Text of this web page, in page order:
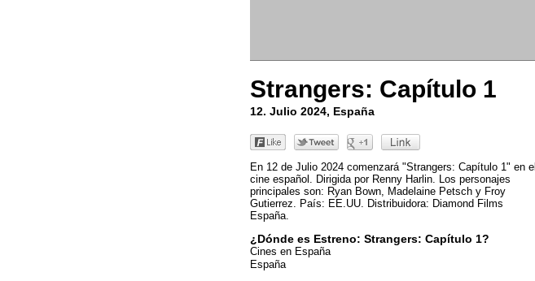
Strangers: Capítulo 1
12. Julio 2024, España
En 12 de Julio 2024 comenzará "Strangers: Capítulo 1" en el
cine español. Dirigida por Renny Harlin. Los personajes
principales son: Ryan Bown, Madelaine Petsch y Froy
Gutierrez. País: EE.UU. Distribuidora: Diamond Films
España.
¿Dónde es Estreno: Strangers: Capítulo 1?
Cines en España
España